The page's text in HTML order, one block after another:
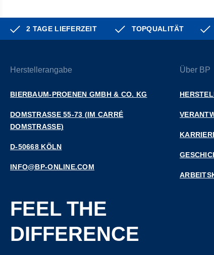
2 TAGE LIEFERZEIT TOPQUALITÄT
Herstellerangabe
BIERBAUM-PROENEN GMBH & CO. KG
DOMSTRASSE 55-73 (IM CARRÉ D
OMSTRASSE)
D-50668 KÖLN
INFO@BP-ONLINE.COM
Über BP
FEEL THE
DIFFERENCE